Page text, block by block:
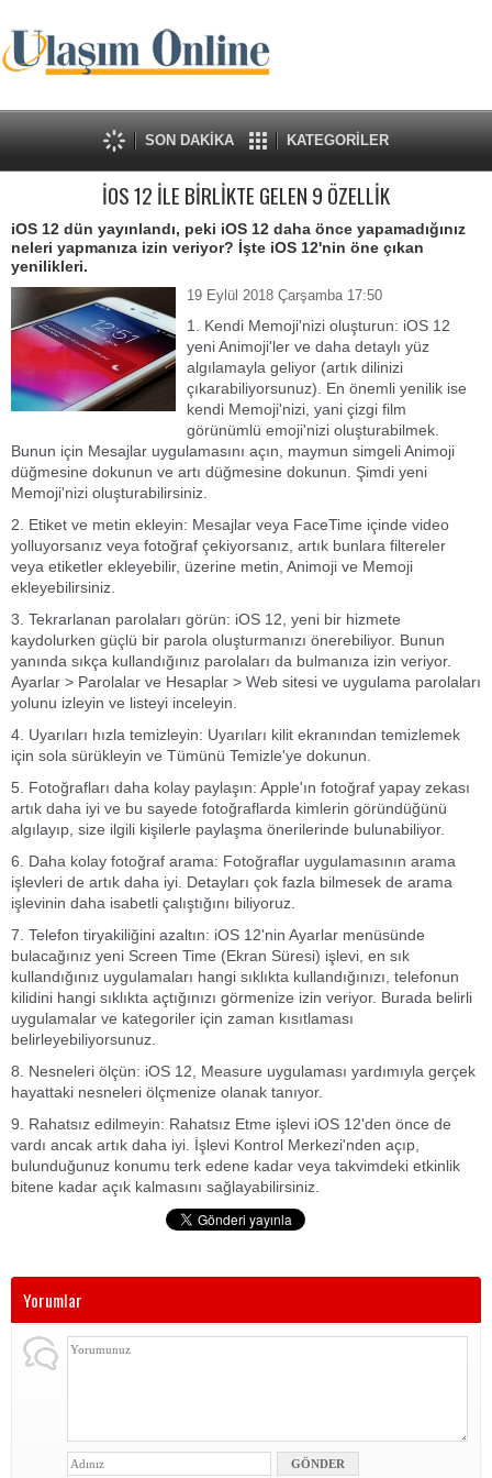
SON DAKİKA KATEGORİLER
İOS 12 İLE BİRLİKTE GELEN 9 ÖZELLİK
iOS 12 dün yayınlandı, peki iOS 12 daha önce yapamadığınız
neleri yapmanıza izin veriyor? İşte iOS 12'nin öne çıkan
yenilikleri.
19 Eylül 2018 Çarşamba 17:50
1. Kendi Memoji'nizi oluşturun: iOS 12
yeni Animoji'ler ve daha detaylı yüz
algılamayla geliyor (artık dilinizi
çıkarabiliyorsunuz). En önemli yenilik ise
kendi Memoji'nizi, yani çizgi film
görünümlü emoji'nizi oluşturabilmek.
Bunun için Mesajlar uygulamasını açın, maymun simgeli Animoji
düğmesine dokunun ve artı düğmesine dokunun. Şimdi yeni
Memoji'nizi oluşturabilirsiniz.
2. Etiket ve metin ekleyin: Mesajlar veya FaceTime içinde video
yolluyorsanız veya fotoğraf çekiyorsanız, artık bunlara filtereler
veya etiketler ekleyebilir, üzerine metin, Animoji ve Memoji
ekleyebilirsiniz.
3. Tekrarlanan parolaları görün: iOS 12, yeni bir hizmete
kaydolurken güçlü bir parola oluşturmanızı önerebiliyor. Bunun
yanında sıkça kullandığınız parolaları da bulmanıza izin veriyor.
Ayarlar > Parolalar ve Hesaplar > Web sitesi ve uygulama parolaları
yolunu izleyin ve listeyi inceleyin.
4. Uyarıları hızla temizleyin: Uyarıları kilit ekranından temizlemek
için sola sürükleyin ve Tümünü Temizle'ye dokunun.
5. Fotoğrafları daha kolay paylaşın: Apple'ın fotoğraf yapay zekası
artık daha iyi ve bu sayede fotoğraflarda kimlerin göründüğünü
algılayıp, size ilgili kişilerle paylaşma önerilerinde bulunabiliyor.
6. Daha kolay fotoğraf arama: Fotoğraflar uygulamasının arama
işlevleri de artık daha iyi. Detayları çok fazla bilmesek de arama
işlevinin daha isabetli çalıştığını biliyoruz.
7. Telefon tiryakiliğini azaltın: iOS 12'nin Ayarlar menüsünde
bulacağınız yeni Screen Time (Ekran Süresi) işlevi, en sık
kullandığınız uygulamaları hangi sıklıkta kullandığınızı, telefonun
kilidini hangi sıklıkta açtığınızı görmenize izin veriyor. Burada belirli
uygulamalar ve kategoriler için zaman kısıtlaması
belirleyebiliyorsunuz.
8. Nesneleri ölçün: iOS 12, Measure uygulaması yardımıyla gerçek
hayattaki nesneleri ölçmenize olanak tanıyor.
9. Rahatsız edilmeyin: Rahatsız Etme işlevi iOS 12'den önce de
vardı ancak artık daha iyi. İşlevi Kontrol Merkezi'nden açıp,
bulunduğunuz konumu terk edene kadar veya takvimdeki etkinlik
bitene kadar açık kalmasını sağlayabilirsiniz.
Yorumlar